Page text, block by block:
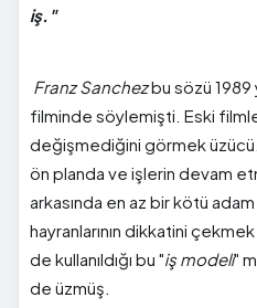
iş."
Franz Sanchezbu sözü 1989
filminde söylemişti. Eski
değişmediğini görmek
ön planda ve işlerin devam
arkasında en az bir kötü adam
hayranlarının dikkatini
de kullanıldığı bu "iş modeli"
de üzmüş.